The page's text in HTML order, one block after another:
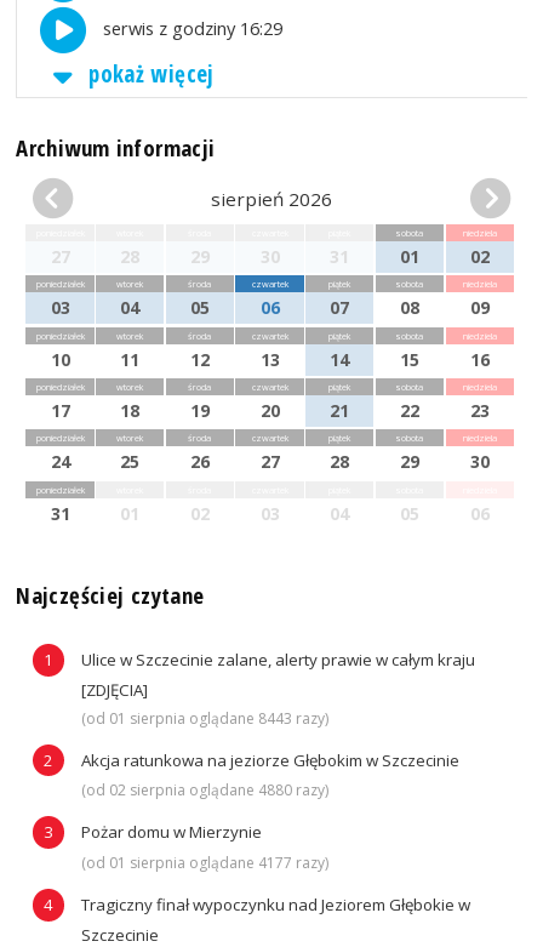
serwis z godziny 16:29
pokaż więcej
Archiwum informacji
sierpień 2026
27 28 29 30 31
sobota
01
niedziela
02
poniedziałek
03
wtorek
04
środa
05
czwartek
06
piątek
07
sobota
08
niedziela
09
poniedziałek
10
wtorek
11
środa
12
czwartek
13
piątek
14
sobota
15
niedziela
16
poniedziałek
17
wtorek
18
środa
19
czwartek
20
piątek
21
sobota
22
niedziela
23
poniedziałek
24
wtorek
25
środa
26
czwartek
27
piątek
28
sobota
29
niedziela
30
poniedziałek
31 01 02 03 04 05 06
Najczęściej czytane
Ulice w Szczecinie zalane, alerty prawie w całym kraju
[ZDJĘCIA]
(od 01 sierpnia oglądane 8443 razy)
Akcja ratunkowa na jeziorze Głębokim w Szczecinie
(od 02 sierpnia oglądane 4880 razy)
Pożar domu w Mierzynie
(od 01 sierpnia oglądane 4177 razy)
Tragiczny finał wypoczynku nad Jeziorem Głębokie w
Szczecinie